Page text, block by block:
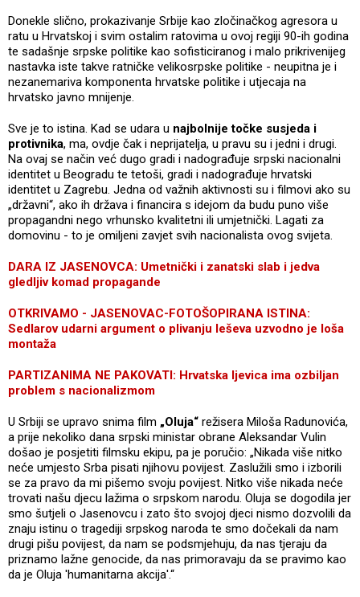
Donekle slično, prokazivanje Srbije kao zločinačkog agresora u
ratu u Hrvatskoj i svim ostalim ratovima u ovoj regiji 90-ih godina
te sadašnje srpske politike kao sofisticiranog i malo prikrivenijeg
nastavka iste takve ratničke velikosrpske politike - neupitna je i
nezanemariva komponenta hrvatske politike i utjecaja na
hrvatsko javno mnijenje.
Sve je to istina. Kad se udara u najbolnije točke susjeda i
protivnika, ma, ovdje čak i neprijatelja, u pravu su i jedni i drugi.
Na ovaj se način već dugo gradi i nadograđuje srpski nacionalni
identitet u Beogradu te tetoši, gradi i nadograđuje hrvatski
identitet u Zagrebu. Jedna od važnih aktivnosti su i filmovi ako su
„državni“, ako ih država i financira s idejom da budu puno više
propagandni nego vrhunsko kvalitetni ili umjetnički. Lagati za
domovinu - to je omiljeni zavjet svih nacionalista ovog svijeta.
DARA IZ JASENOVCA: Umetnički i zanatski slab i jedva
gledljiv komad propagande
OTKRIVAMO - JASENOVAC-FOTOŠOPIRANA ISTINA:
Sedlarov udarni argument o plivanju leševa uzvodno je loša
montaža
PARTIZANIMA NE PAKOVATI: Hrvatska ljevica ima ozbiljan
problem s nacionalizmom
U Srbiji se upravo snima film „Oluja“ režisera Miloša Radunovića,
a prije nekoliko dana srpski ministar obrane Aleksandar Vulin
došao je posjetiti filmsku ekipu, pa je poručio: „Nikada više nitko
neće umjesto Srba pisati njihovu povijest. Zaslužili smo i izborili
se za pravo da mi pišemo svoju povijest. Nitko više nikada neće
trovati našu djecu lažima o srpskom narodu. Oluja se dogodila jer
smo šutjeli o Jasenovcu i zato što svojoj djeci nismo dozvolili da
znaju istinu o tragediji srpskog naroda te smo dočekali da nam
drugi pišu povijest, da nam se podsmjehuju, da nas tjeraju da
priznamo lažne genocide, da nas primoravaju da se pravimo kao
da je Oluja 'humanitarna akcija'.“